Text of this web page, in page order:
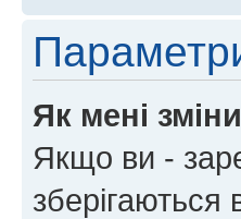
Як мені
Якщо ви -